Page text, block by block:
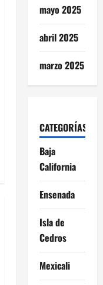
mayo 2025
abril 2025
marzo 2025
CATEGORÍAS
Baja
California
Ensenada
Isla de
Cedros
Mexicali